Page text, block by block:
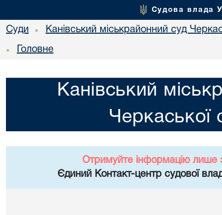
Судова влада
Суди • Канівський міськрайонний суд
• Головне
Канівський
Черкаської
Отримуйте інформацію лише
Єдиний Контакт-центр судової